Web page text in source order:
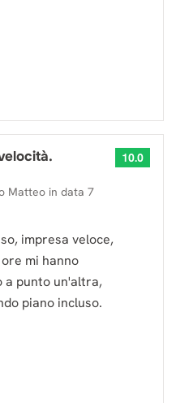
Matteo in data 7
10.0
impresa veloce,
mi hanno
a punto un'altra,
piano incluso.